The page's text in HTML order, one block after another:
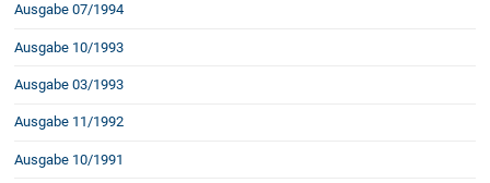
Ausgabe 07/1994
Ausgabe 10/1993
Ausgabe 03/1993
Ausgabe 11/1992
Ausgabe 10/1991